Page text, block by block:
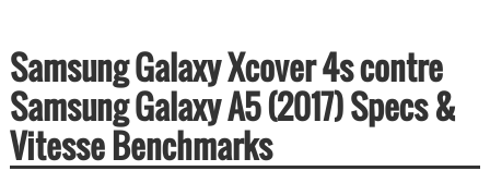
Samsung Galaxy Xcover 4s contre
Samsung Galaxy A5 (2017) Specs &
Vitesse Benchmarks